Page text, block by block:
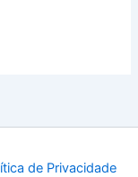
de Privacidade